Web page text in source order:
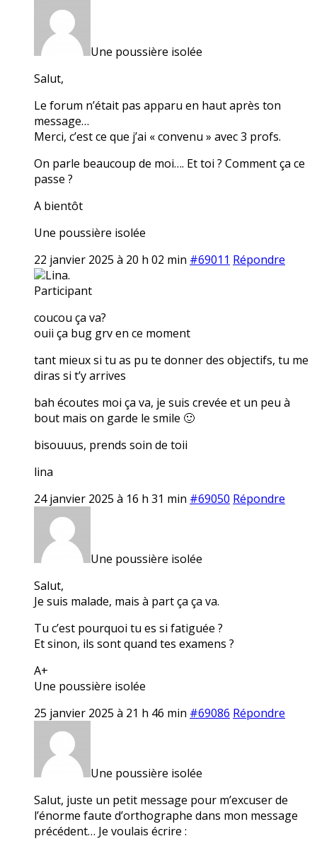
Une poussière isolée
Salut,
Le forum n’était pas apparu en haut après ton
message…
Merci, c’est ce que j’ai « convenu » avec 3 profs.
On parle beaucoup de moi…. Et toi ? Comment ça ce
passe ?
A bientôt
Une poussière isolée
22 janvier 2025 à 20 h 02 min #69011 Répondre
Lina.
Participant
coucou ça va?
ouii ça bug grv en ce moment
tant mieux si tu as pu te donner des objectifs, tu me
diras si t’y arrives
bah écoutes moi ça va, je suis crevée et un peu à
bout mais on garde le smile 🙂
bisouuus, prends soin de toii
lina
24 janvier 2025 à 16 h 31 min #69050 Répondre
Une poussière isolée
Salut,
Je suis malade, mais à part ça ça va.
Tu c’est pourquoi tu es si fatiguée ?
Et sinon, ils sont quand tes examens ?
A+
Une poussière isolée
25 janvier 2025 à 21 h 46 min #69086 Répondre
Une poussière isolée
Salut, juste un petit message pour m’excuser de
l’énorme faute d’orthographe dans mon message
précédent… Je voulais écrire :